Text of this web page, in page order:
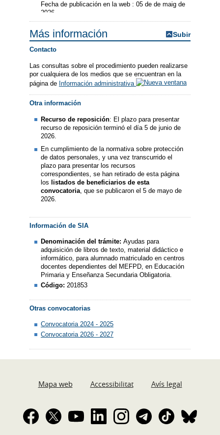
Fecha de publicación en la web : 05 de de maig de
2026
Más información Subir
Contacto
Las consultas sobre el procedimiento pueden realizarse
por cualquiera de los medios que se encuentran en la
página de Información administrativa
Otra información
Recurso de reposición: El plazo para presentar
recurso de reposición terminó el día 5 de junio de
2026.
En cumplimiento de la normativa sobre protección
de datos personales, y una vez transcurrido el
plazo para presentar los recursos
correspondientes, se han retirado de esta página
los listados de beneficiarios de esta
convocatoria, que se publicaron el 5 de mayo de
2026.
Información de SIA
Denominación del trámite:Ayudas para
adquisición de libros de texto, material didáctico e
informático, para alumnado matriculado en centros
docentes dependientes del MEFPD, en Educación
Primaria y Enseñanza Secundaria Obligatoria.
Código: 201853
Otras convocatorias
Convocatoria 2024 - 2025
Convocatoria 2026 - 2027
Mapa web Accessibilitat Avís legal